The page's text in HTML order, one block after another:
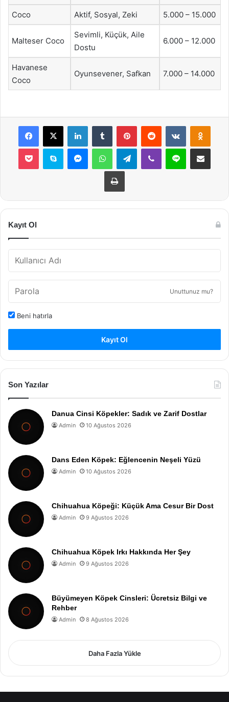
Coco Aktif, Sosyal, Zeki 5.000 – 15.000
Malteser Coco
Sevimli, Küçük, Aile
Dostu
6.000 – 12.000
Havanese
Coco
Oyunsevener, Safkan 7.000 – 14.000
Facebook
X LinkedInTumblr PinterestReddit VKontakte
Pocket Skype MessengerWhatsAppTelegramViber Line E-Posta ile
Yazdır
Kayıt Ol
Unuttunuz mu?
Beni hatırla
Kayıt Ol
Son Yazılar
Danua Cinsi Köpekler: Sadık ve Zarif Dostlar
Admin 10 Ağustos 2026
Dans Eden Köpek: Eğlencenin Neşeli Yüzü
Admin 10 Ağustos 2026
Chihuahua Köpeği: Küçük Ama Cesur Bir Dost
Admin 9 Ağustos 2026
Chihuahua Köpek Irkı Hakkında Her Şey
Admin 9 Ağustos 2026
Büyümeyen Köpek Cinsleri: Ücretsiz Bilgi ve
Rehber
Admin 8 Ağustos 2026
Daha Fazla Yükle